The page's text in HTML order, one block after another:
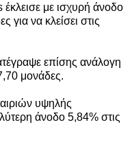
με ισχυρή άνοδο
για να κλείσει στις
επίσης ανάλογη
μονάδες.
υψηλής
άνοδο 5,84% στις